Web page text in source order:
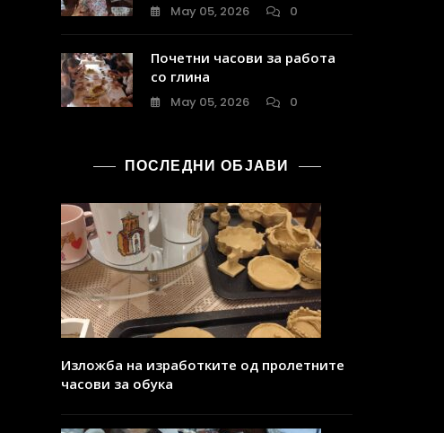
May 05, 2026 0
Почетни часови за работа
со глина
May 05, 2026 0
ПОСЛЕДНИ ОБЈАВИ
Изложба на изработките од пролетните
часови за обука